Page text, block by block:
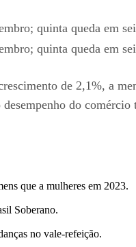
de 2,1%, a
do
que a mulheres em 2023.
Soberano.
no vale-refeição.